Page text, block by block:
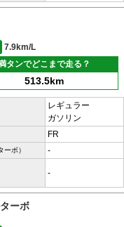
7.9km/L
タンでどこまで走る？
513.5km
レギュラー
ガソリン
FR
ーボ） -
-
ーボ